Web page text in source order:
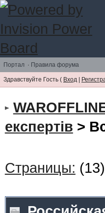
Портал · Правила форума
Здравствуйте Гость ( Вход
експертів >
Страницы: (13)